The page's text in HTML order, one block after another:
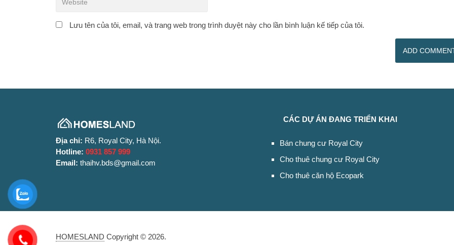
Lưu tên của tôi, email, và trang web trong trình duyệt này cho lần bình luận kế tiếp của tôi.
Địa chỉ: R6, Royal City, Hà Nội.
Hotline: 0931 857 999
Email: thaihv.bds@gmail.com
CÁC DỰ ÁN ĐANG TRIỂN KHAI
Bán chung cư Royal City
Cho thuê chung cư Royal City
Cho thuê căn hộ Ecopark
HOMESLAND Copyright © 2026.